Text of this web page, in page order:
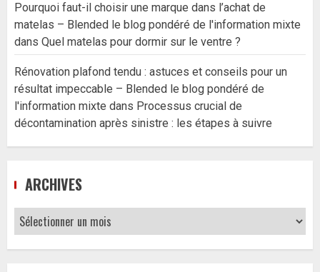
Pourquoi faut-il choisir une marque dans l’achat de
matelas – Blended le blog pondéré de l'information mixte
dans Quel matelas pour dormir sur le ventre ?
Rénovation plafond tendu : astuces et conseils pour un
résultat impeccable – Blended le blog pondéré de
l'information mixte dans Processus crucial de
décontamination après sinistre : les étapes à suivre
ARCHIVES
Archives